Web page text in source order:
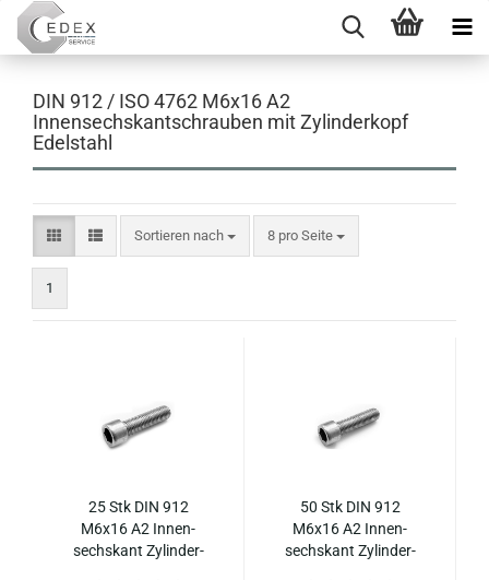
DIN 912 / ISO 4762 M6x16 A2
Innensechskantschrauben mit Zylinderkopf
Edelstahl
Sortieren nach
Sortieren nach 8 pro Seite
pro Seite
1
25 Stk DIN 912
M6x16 A2 In­nen­
sechs­kant Zy­lin­der­
50 Stk DIN 912
M6x16 A2 In­nen­
sechs­kant Zy­lin­der­